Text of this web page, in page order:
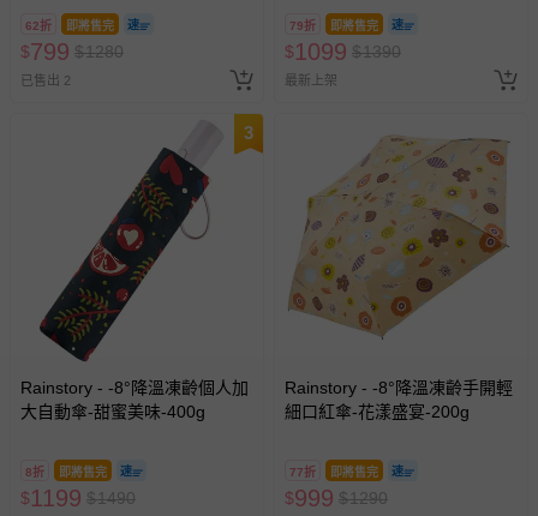
62折 即將售完
$799 $1280
已售出 2
79折 即將售完
$1099 $1390
最新上架
3
Rainstory - -8°降溫凍齡個人加
大自動傘-甜蜜美味-400g
8折 即將售完
$1199 $1490
Rainstory - -8°降溫凍齡手開輕
細口紅傘-花漾盛宴-200g
77折 即將售完
$999 $1290